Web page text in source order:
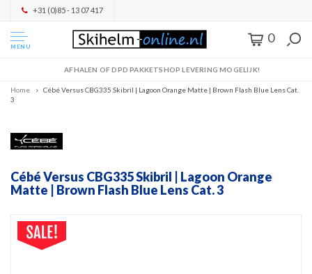
+31 (0)85 - 13 07 417
MENU
0
AFHALEN OF DPD PAKKETSHOP LEVERING MOGELIJK!
Home
Cébé Versus CBG335 Skibril | Lagoon Orange Matte | Brown Flash Blue Lens Cat.
3
Cébé Versus CBG335 Skibril | Lagoon Orange
Matte | Brown Flash Blue Lens Cat. 3